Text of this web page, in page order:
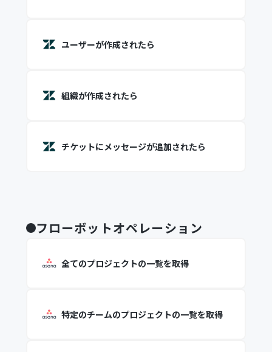
ユーザーが作成されたら
組織が作成されたら
チケットにメッセージが追加されたら
フローボットオペレーション
全てのプロジェクトの一覧を取得
特定のチームのプロジェクトの一覧を取得